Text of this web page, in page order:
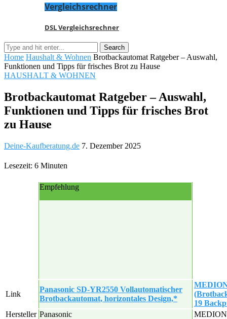
Vergleichsrechner
DSL Vergleichsrechner
Home Haushalt & Wohnen Brotbackautomat Ratgeber – Auswahl,
Funktionen und Tipps für frisches Brot zu Hause
HAUSHALT & WOHNEN
Brotbackautomat Ratgeber – Auswahl,
Funktionen und Tipps für frisches Brot
zu Hause
Deine-Kaufberatung.de 7. Dezember 2025
Lesezeit: 6 Minuten
Empfehlung
Link
Panasonic SD-YR2550 Vollautomatischer
Brotbackautomat, horizontales Design,*
19
Hersteller Panasonic
MEDION